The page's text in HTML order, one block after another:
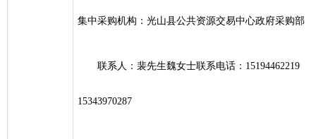
集中采购机构：光山县公共资源交易中心政府采购部
联系人：裴先生魏女士联系电话：15194462219
15343970287